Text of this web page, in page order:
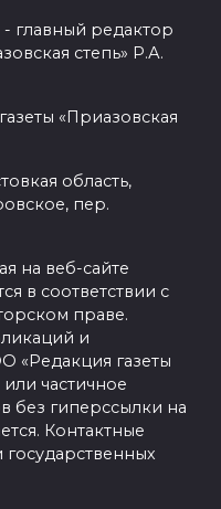
главный редактор
степь» Р.А.
«Приазовская
область,
пер.
на веб-сайте
в соответствии с
праве.
и
«Редакция газеты
частичное
без гиперссылки на
Контактные